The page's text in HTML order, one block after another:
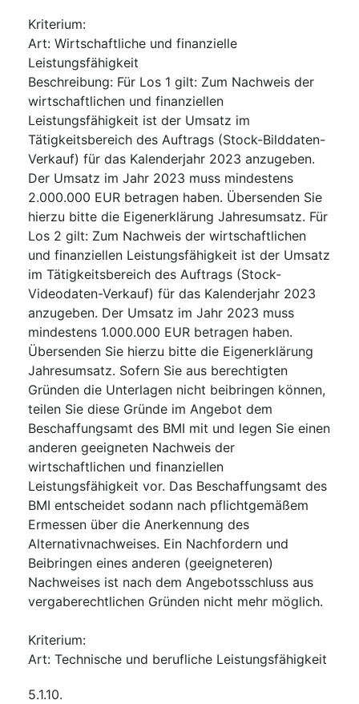
Kriterium:
Art: Wirtschaftliche und finanzielle
Leistungsfähigkeit
Beschreibung: Für Los 1 gilt: Zum Nachweis der
wirtschaftlichen und finanziellen
Leistungsfähigkeit ist der Umsatz im
Tätigkeitsbereich des Auftrags (Stock-Bilddaten-
Verkauf) für das Kalenderjahr 2023 anzugeben.
Der Umsatz im Jahr 2023 muss mindestens
2.000.000 EUR betragen haben. Übersenden Sie
hierzu bitte die Eigenerklärung Jahresumsatz. Für
Los 2 gilt: Zum Nachweis der wirtschaftlichen
und finanziellen Leistungsfähigkeit ist der Umsatz
im Tätigkeitsbereich des Auftrags (Stock-
Videodaten-Verkauf) für das Kalenderjahr 2023
anzugeben. Der Umsatz im Jahr 2023 muss
mindestens 1.000.000 EUR betragen haben.
Übersenden Sie hierzu bitte die Eigenerklärung
Jahresumsatz. Sofern Sie aus berechtigten
Gründen die Unterlagen nicht beibringen können,
teilen Sie diese Gründe im Angebot dem
Beschaffungsamt des BMI mit und legen Sie einen
anderen geeigneten Nachweis der
wirtschaftlichen und finanziellen
Leistungsfähigkeit vor. Das Beschaffungsamt des
BMI entscheidet sodann nach pflichtgemäßem
Ermessen über die Anerkennung des
Alternativnachweises. Ein Nachfordern und
Beibringen eines anderen (geeigneteren)
Nachweises ist nach dem Angebotsschluss aus
vergaberechtlichen Gründen nicht mehr möglich.
Kriterium:
Art: Technische und berufliche Leistungsfähigkeit
5.1.10.